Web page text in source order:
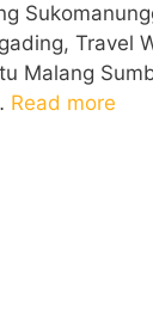
Travel
Malang
Read more